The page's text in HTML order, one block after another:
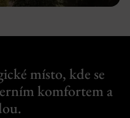
místo, kde se
komfortem a